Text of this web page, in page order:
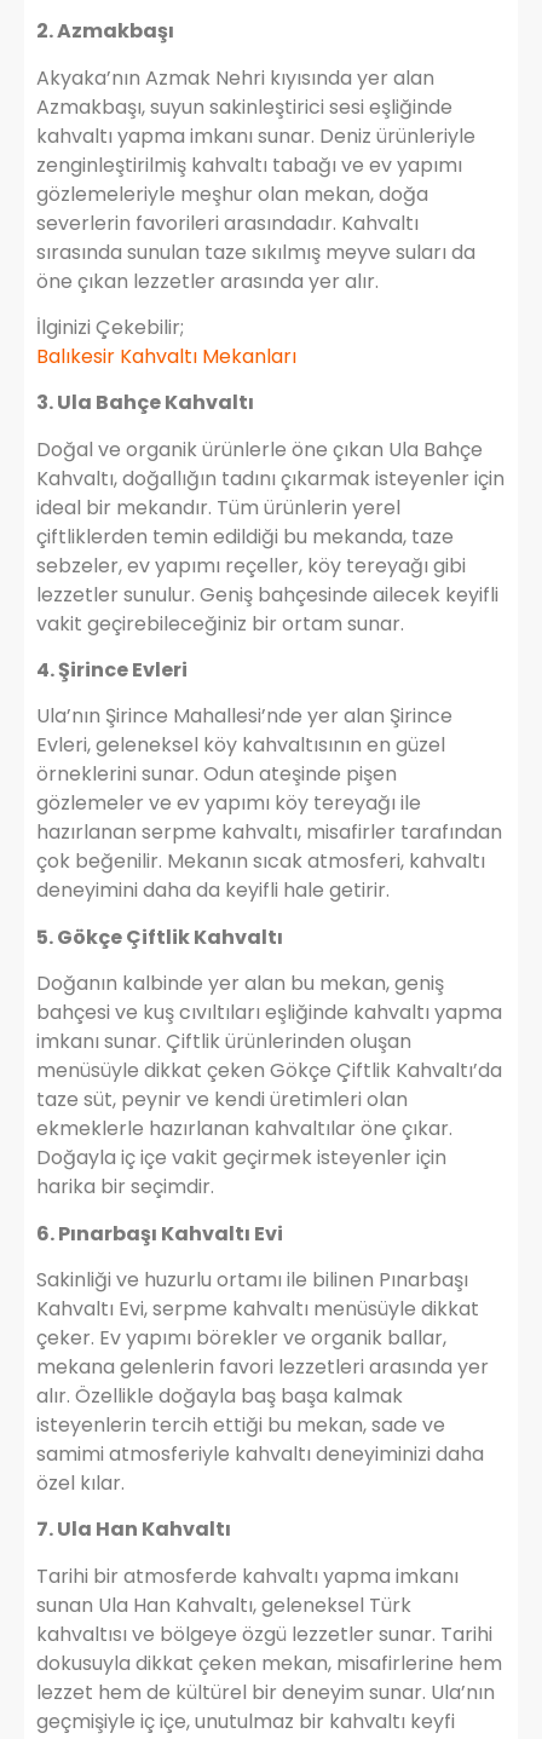
2. Azmakbaşı
Akyaka’nın Azmak Nehri kıyısında yer alan
Azmakbaşı, suyun sakinleştirici sesi eşliğinde
kahvaltı yapma imkanı sunar. Deniz ürünleriyle
zenginleştirilmiş kahvaltı tabağı ve ev yapımı
gözlemeleriyle meşhur olan mekan, doğa
severlerin favorileri arasındadır. Kahvaltı
sırasında sunulan taze sıkılmış meyve suları da
öne çıkan lezzetler arasında yer alır.
İlginizi Çekebilir;
Balıkesir Kahvaltı Mekanları
3. Ula Bahçe Kahvaltı
Doğal ve organik ürünlerle öne çıkan Ula Bahçe
Kahvaltı, doğallığın tadını çıkarmak isteyenler için
ideal bir mekandır. Tüm ürünlerin yerel
çiftliklerden temin edildiği bu mekanda, taze
sebzeler, ev yapımı reçeller, köy tereyağı gibi
lezzetler sunulur. Geniş bahçesinde ailecek keyifli
vakit geçirebileceğiniz bir ortam sunar.
4. Şirince Evleri
Ula’nın Şirince Mahallesi’nde yer alan Şirince
Evleri, geleneksel köy kahvaltısının en güzel
örneklerini sunar. Odun ateşinde pişen
gözlemeler ve ev yapımı köy tereyağı ile
hazırlanan serpme kahvaltı, misafirler tarafından
çok beğenilir. Mekanın sıcak atmosferi, kahvaltı
deneyimini daha da keyifli hale getirir.
5. Gökçe Çiftlik Kahvaltı
Doğanın kalbinde yer alan bu mekan, geniş
bahçesi ve kuş cıvıltıları eşliğinde kahvaltı yapma
imkanı sunar. Çiftlik ürünlerinden oluşan
menüsüyle dikkat çeken Gökçe Çiftlik Kahvaltı’da
taze süt, peynir ve kendi üretimleri olan
ekmeklerle hazırlanan kahvaltılar öne çıkar.
Doğayla iç içe vakit geçirmek isteyenler için
harika bir seçimdir.
6. Pınarbaşı Kahvaltı Evi
Sakinliği ve huzurlu ortamı ile bilinen Pınarbaşı
Kahvaltı Evi, serpme kahvaltı menüsüyle dikkat
çeker. Ev yapımı börekler ve organik ballar,
mekana gelenlerin favori lezzetleri arasında yer
alır. Özellikle doğayla baş başa kalmak
isteyenlerin tercih ettiği bu mekan, sade ve
samimi atmosferiyle kahvaltı deneyiminizi daha
özel kılar.
7. Ula Han Kahvaltı
Tarihi bir atmosferde kahvaltı yapma imkanı
sunan Ula Han Kahvaltı, geleneksel Türk
kahvaltısı ve bölgeye özgü lezzetler sunar. Tarihi
dokusuyla dikkat çeken mekan, misafirlerine hem
lezzet hem de kültürel bir deneyim sunar. Ula’nın
geçmişiyle iç içe, unutulmaz bir kahvaltı keyfi